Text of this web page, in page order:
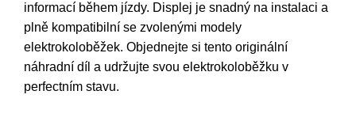
informací během jízdy. Displej je snadný na instalaci a
plně kompatibilní se zvolenými modely
elektrokoloběžek. Objednejte si tento originální
náhradní díl a udržujte svou elektrokoloběžku v
perfectním stavu.